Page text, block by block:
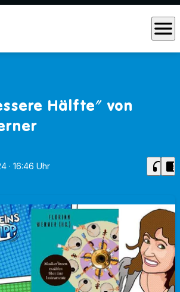
menu
Hälfte" von
· 16:46 Uhr headphones chrome_reader_mode